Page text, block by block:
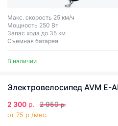
Макс. скорость 25 км/ч
Мощность 250 Вт
Запас хода до 35 км
Съемная батарея
В наличии
Электровелосипед AVM E-
2 300 р. 2 950 р.
от 75 р./мес.